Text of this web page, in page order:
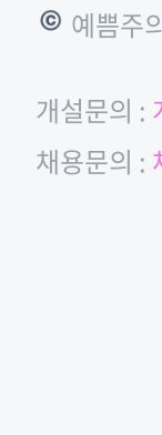
© 예쁨주
개설문의 :
채용문의 :